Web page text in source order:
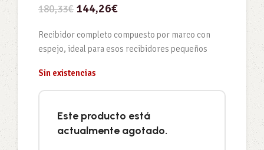
180,33€ 144,26€
Recibidor completo compuesto por marco con
espejo, ideal para esos recibidores pequeños
Sin existencias
Este producto está
actualmente agotado.